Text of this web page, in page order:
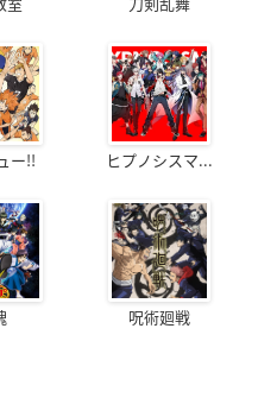
ー!! ヒプノシスマ...
呪術廻戦